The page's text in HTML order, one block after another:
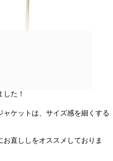
た！
ケットは、サイズ感を細くする
直ししをオススメしておりま